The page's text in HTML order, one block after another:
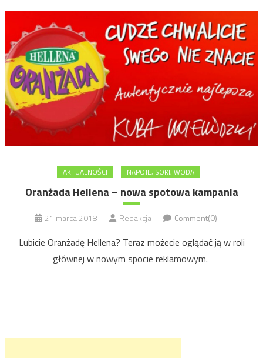
AKTUALNOŚCI NAPOJE, SOKI, WODA
Oranżada Hellena – nowa spotowa kampania
21 marca 2018 Redakcja Comment(0)
Lubicie Oranżadę Hellena? Teraz możecie oglądać ją w roli
głównej w nowym spocie reklamowym.